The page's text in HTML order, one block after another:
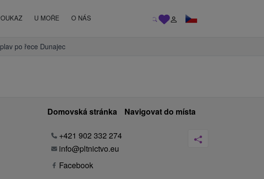
U MOŘE O NÁS
po řece Dunajec
Domovská stránka Navigovat do místa
+421 902 332 274
info@pltnictvo.eu
Facebook